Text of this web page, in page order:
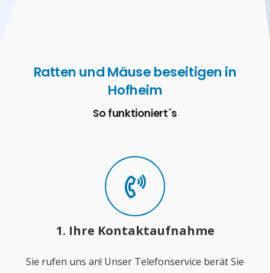
Ratten und Mäuse beseitigen in
Hofheim
So funktioniert´s
1. Ihre Kontaktaufnahme
Sie rufen uns an! Unser Telefonservice berät Sie